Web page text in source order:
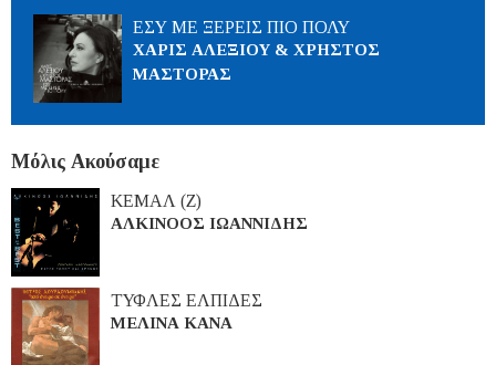
ΕΣΥ ΜΕ ΞΕΡΕΙΣ ΠΙΟ ΠΟΛΥ
ΧΑΡΙΣ ΑΛΕΞΙΟΥ & ΧΡΗΣΤΟΣ
ΜΑΣΤΟΡΑΣ
Μόλις Ακούσαμε
ΚΕΜΑΛ (Ζ)
ΑΛΚΙΝΟΟΣ ΙΩΑΝΝΙΔΗΣ
ΤΥΦΛΕΣ ΕΛΠΙΔΕΣ
ΜΕΛΙΝΑ ΚΑΝΑ